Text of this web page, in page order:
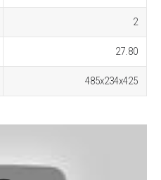
2
27.80
485x234x425